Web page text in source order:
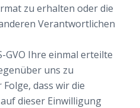
zu erhalten oder die
Verantwortlichen
GVO Ihre einmal erteilte
uns zu
dass wir die
dieser Einwilligung